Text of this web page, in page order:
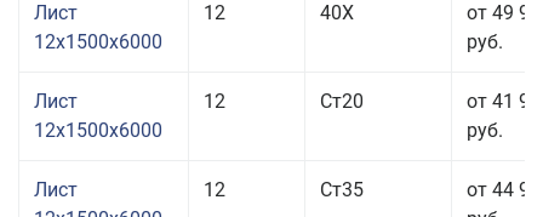
Лист
12x1500x6000
12 40Х
от 49
руб.
Лист
12x1500x6000
12 Ст20
от 41
руб.
Лист
12 Ст35
от 44